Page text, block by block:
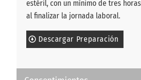
estéril, con un mínimo de tres
al finalizar la jornada laboral.
Descargar Preparación